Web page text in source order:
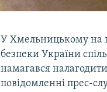
У Хмельницькому на
безпеки України
намагався
повідомленні прес-